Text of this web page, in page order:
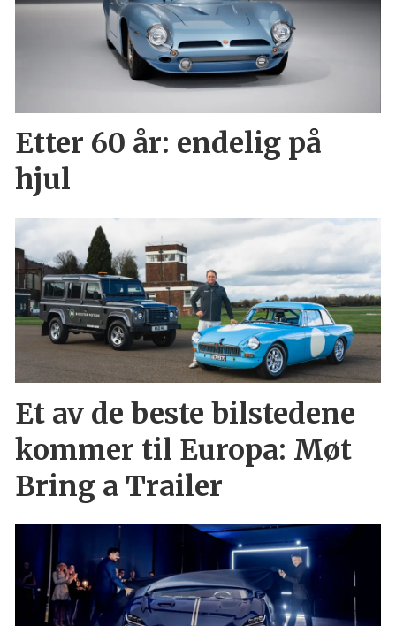
Etter 60 år: endelig på
hjul
Et av de beste bilstedene
kommer til Europa: Møt
Bring a Trailer